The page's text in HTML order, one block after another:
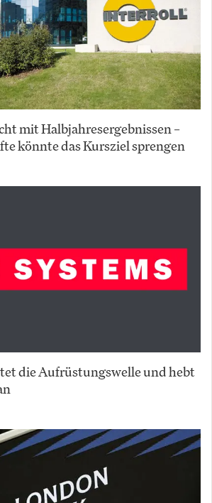
mit Halbjahresergebnissen –
könnte das Kursziel sprengen
die Aufrüstungswelle und hebt